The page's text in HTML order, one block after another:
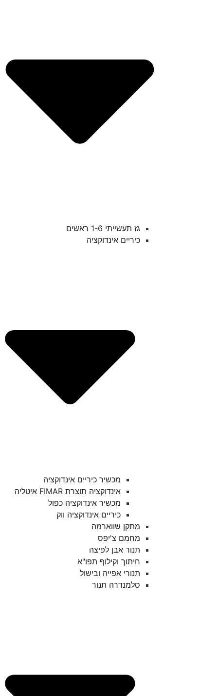
גז תעשייתי 1-6 ראשים
כיריים אינדוקציה
מכשיר כיריים אינדוקציה
אינדוקציה תוצרת FIMAR איטליה
מכשיר אינדוקציה כפול
כיריים אינדוקציה ווק
מתקן שווארמה
מחמם צ'יפס
תנור אבן לפיצה
חיתוך וקילוף תפו"א
תנורי אפייה ובישול
סלמנדרה תנור